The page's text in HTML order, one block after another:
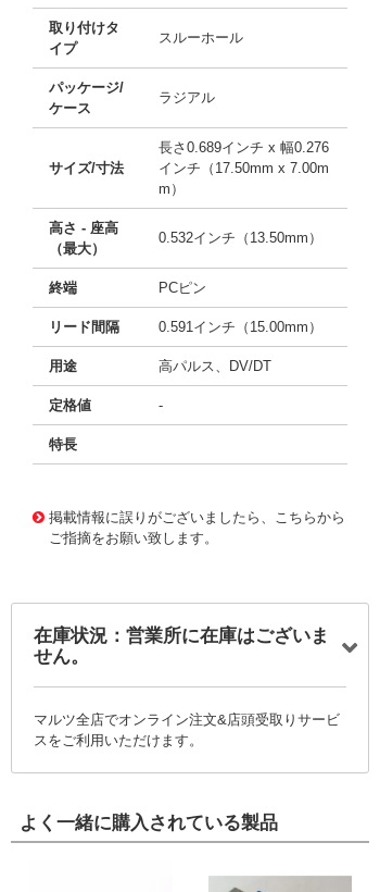
取り付けタ
イプ
スルーホール
パッケージ/
ケース
ラジアル
サイズ/寸法
長さ0.689インチ x 幅0.276
インチ（17.50mm x 7.00m
m）
高さ - 座高
（最大）
0.532インチ（13.50mm）
終端 PCピン
リード間隔 0.591インチ（15.00mm）
用途 高パルス、DV/DT
定格値 -
特長
掲載情報に誤りがございましたら、こちらから
ご指摘をお願い致します。
在庫状況：営業所に在庫はございま
せん。
マルツ全店でオンライン注文&店頭受取りサービ
スをご利用いただけます。
よく一緒に購入されている製品